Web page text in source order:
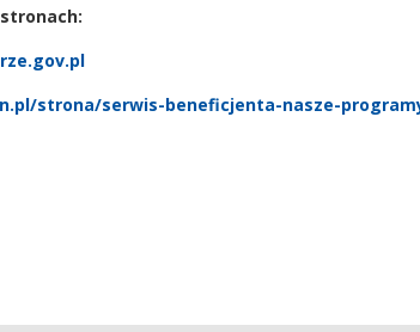
stronach:
strona/serwis-beneficjenta-nasze-